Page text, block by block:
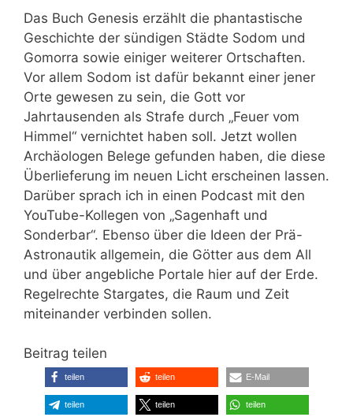
Das Buch Genesis erzählt die phantastische
Geschichte der sündigen Städte Sodom und
Gomorra sowie einiger weiterer Ortschaften.
Vor allem Sodom ist dafür bekannt einer jener
Orte gewesen zu sein, die Gott vor
Jahrtausenden als Strafe durch „Feuer vom
Himmel“ vernichtet haben soll. Jetzt wollen
Archäologen Belege gefunden haben, die diese
Überlieferung im neuen Licht erscheinen lassen.
Darüber sprach ich in einen Podcast mit den
YouTube-Kollegen von „Sagenhaft und
Sonderbar“. Ebenso über die Ideen der Prä-
Astronautik allgemein, die Götter aus dem All
und über angebliche Portale hier auf der Erde.
Regelrechte Stargates, die Raum und Zeit
miteinander verbinden sollen.
Beitrag teilen
teilen teilen E-Mail
teilen teilen teilen